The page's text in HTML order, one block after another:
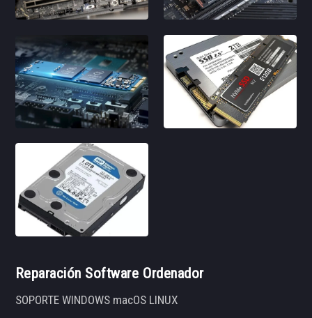
Reparación Software Ordenador
SOPORTE WINDOWS macOS LINUX